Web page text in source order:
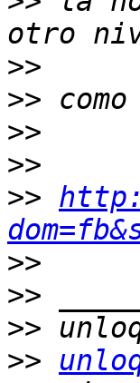
>>
>>
>>
>>
>>
>>
>>
>>
>>